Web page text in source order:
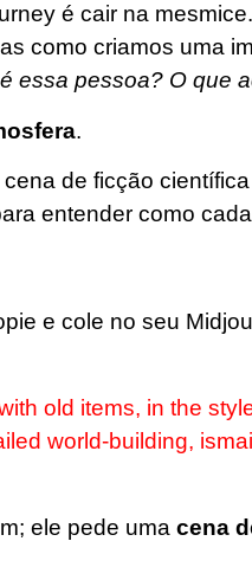
é cair na
como criamos uma
essa pessoa? O que
.
de ficção
entender como
e cole no seu
old items, in the
world-building,
ele pede uma cena